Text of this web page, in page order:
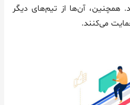
همچنین، آن‌ها از تیم‌های دیگر
می‌کنند.